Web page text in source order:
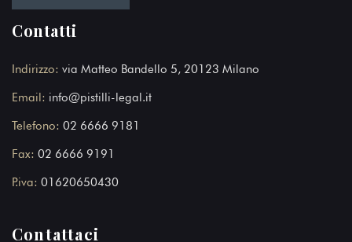
Contatti
Indirizzo: via Matteo Bandello 5, 20123 Milano
Email: info@pistilli-legal.it
Telefono: 02 6666 9181
Fax: 02 6666 9191
P.iva: 01620650430
Contattaci